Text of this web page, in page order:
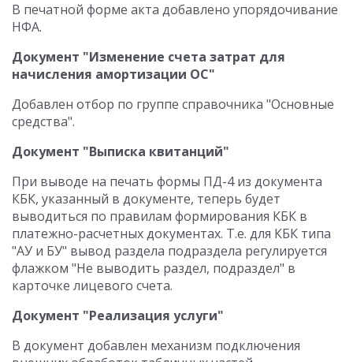
В печатной форме акта добавлено упорядочивание
НФА.
Документ "Изменение счета затрат для
начисления амортизации ОС"
Добавлен отбор по группе справочника "Основные
средства".
Документ "Выписка квитанций"
При выводе на печать формы ПД-4 из документа
КБК, указанный в документе, теперь будет
выводиться по правилам формирования КБК в
платежно-расчетных документах. Т.е. для КБК типа
"АУ и БУ" вывод раздела подраздела регулируется
флажком "Не выводить раздел, подраздел" в
карточке лицевого счета.
Документ "Реализация услуги"
В документ добавлен механизм подключения